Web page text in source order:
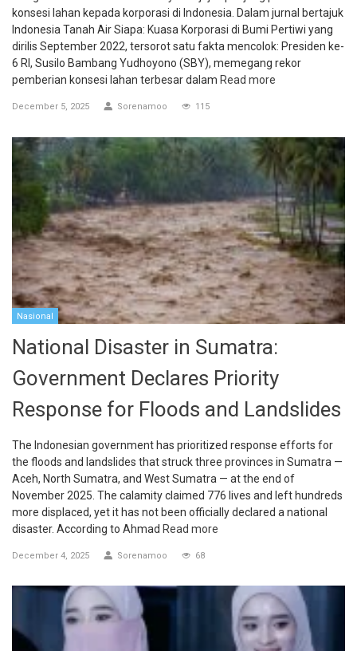
konsesi lahan kepada korporasi di Indonesia. Dalam jurnal bertajuk
Indonesia Tanah Air Siapa: Kuasa Korporasi di Bumi Pertiwi yang
dirilis September 2022, tersorot satu fakta mencolok: Presiden ke-
6 RI, Susilo Bambang Yudhoyono (SBY), memegang rekor
pemberian konsesi lahan terbesar dalam Read more
December 5, 2025 Sorenamoo 115
Nasional
National Disaster in Sumatra:
Government Declares Priority
Response for Floods and Landslides
The Indonesian government has prioritized response efforts for
the floods and landslides that struck three provinces in Sumatra —
Aceh, North Sumatra, and West Sumatra — at the end of
November 2025. The calamity claimed 776 lives and left hundreds
more displaced, yet it has not been officially declared a national
disaster. According to Ahmad Read more
December 4, 2025 Sorenamoo 68